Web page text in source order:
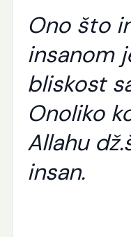
Ono što
insanom
bliskost
Onoliko
Allahu
insan.